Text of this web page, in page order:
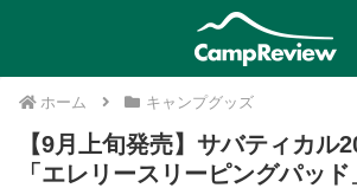
ホーム キャンプグッズ
【9月上旬発売】サバティカル
「エレリースリーピングパッ